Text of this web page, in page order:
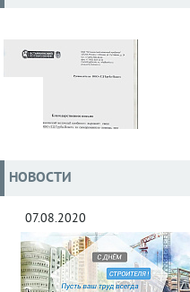
НОВОСТИ
07.08.2020